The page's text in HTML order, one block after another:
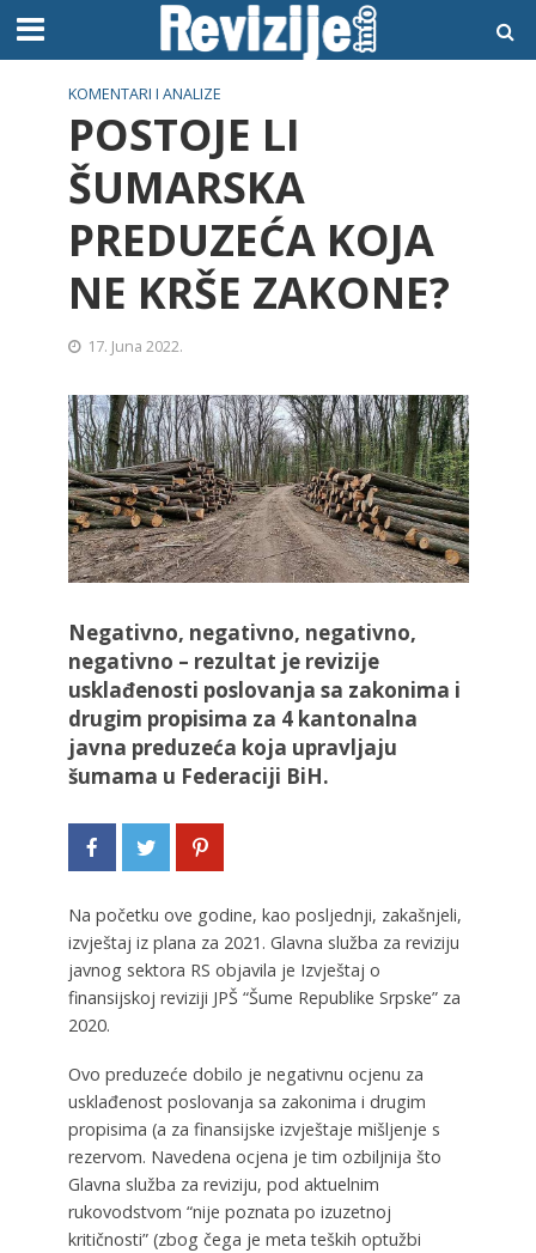
KOMENTARI I ANALIZE
POSTOJE LI
ŠUMARSKA
PREDUZEĆA KOJA
NE KRŠE ZAKONE?
17. Juna 2022.
Negativno, negativno, negativno,
negativno – rezultat je revizije
usklađenosti poslovanja sa zakonima i
drugim propisima za 4 kantonalna
javna preduzeća koja upravljaju
šumama u Federaciji BiH.
Na početku ove godine, kao posljednji, zakašnjeli,
izvještaj iz plana za 2021. Glavna služba za reviziju
javnog sektora RS objavila je Izvještaj o
finansijskoj reviziji JPŠ “Šume Republike Srpske” za
2020.
Ovo preduzeće dobilo je negativnu ocjenu za
usklađenost poslovanja sa zakonima i drugim
propisima (a za finansijske izvještaje mišljenje s
rezervom. Navedena ocjena je tim ozbiljnija što
Glavna služba za reviziju, pod aktuelnim
rukovodstvom “nije poznata po izuzetnoj
kritičnosti” (zbog čega je meta teških optužbi